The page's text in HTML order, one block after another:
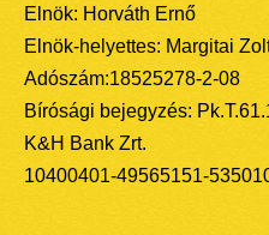
Elnök: Horváth Ernő
Elnök-helyettes: Margitai
Adószám:18525278-2-08
Bírósági bejegyzés:
K&H Bank Zrt.
10400401-49565151-